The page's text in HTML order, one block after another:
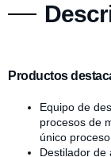
Productos
Equipo de
procesos de
único
Destilador de